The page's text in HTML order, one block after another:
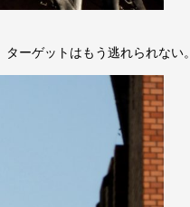
ーゲットはもう逃れられない。